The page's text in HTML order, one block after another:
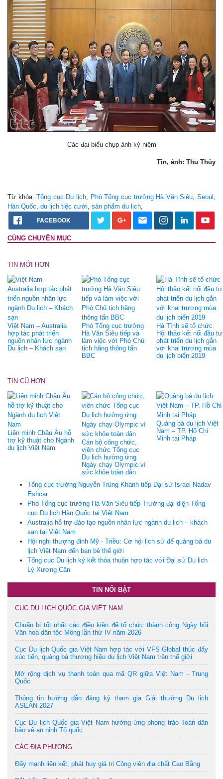
Các đại biểu chụp ảnh kỷ niệm
Tin, ảnh: Thu Thủy
Từ khóa:Tổng cục Du lịch Phó Tổng cục trưởng Hà Văn Siêu ,Seoul
Hàn Quốc du lịch tiệc cưới sản phẩm du lịch
FACEBOOK
CÙNG CHUYÊN MỤC
TIN MỚI HƠN
Việt Nam – Australia
hợp tác phát triển
nguồn nhân lực ngành
Du lịch – Khách sạn
Phó Tổng cục trưởng
Hà Văn Siêu tiếp và
làm việc với Phó Chủ
tịch hãng thông tấn
BBC
Hà Tĩnh sẽ tổ chức
Hội thảo kết nối đầu tư
phát triển du lịch gắn
với khai trương mùa
du lịch biển 2019
TIN CŨ HƠN
Liên minh Châu Âu hỗ
trợ kỹ thuật cho Ngành
du lịch Việt Nam
Cán bộ công chức,
viên chức Tổng cục
Du lịch hưởng ứng
Ngày chạy Olympic vì
sức khỏe toàn dân
Quảng bá du lịch Việt
Nam – TP. Hồ Chí
Minh tại Pháp
Tổng cục trưởng Nguyễn Trùng Khánh tiếp Đại sứ Israel Nadav
Eshcar
Phó Tổng cục trưởng Hà Văn Siêu tiếp Trưởng đại diện Tổng
cục Du lịch Hàn Quốc tại Việt Nam
Australia hỗ trợ đào tạo nguồn nhân lực ngành du lịch – khách
sạn tại Việt Nam
Hội nghị thượng đỉnh Mỹ - Triều: Cơ hội lịch sử để quảng bá du
lịch Việt Nam đến bạn bè thế giới
Tổng cục Du lịch ký kết thỏa thuận hợp tác với Đại sứ Du lịch
Lý Xương Căn
TIN NỔI BẬT
CỤC DU LỊCH QUỐC GIA VIỆT NAM
Chuẩn bị tốt nhất các điều kiện để tổ chức thành công Ngày hội
Văn hoá dân tộc Mông lần thứ IV năm 2026
Cục Du lịch Quốc gia Việt Nam hợp tác với VFS Global thúc đẩy
xúc tiến, quảng bá thương hiệu du lịch Việt Nam trên thế giới
Mở rộng dịch vụ thanh toán qua mã QR giữa Việt Nam - Trung
Quốc
Thông tin hướng dẫn đăng ký tham gia Giải thưởng Du lịch
ASEAN 2027
Cục Du lịch Quốc gia Việt Nam hưởng ứng phong trào Toàn dân
bảo vệ an ninh Tổ quốc
CÁC ĐỊA PHƯƠNG
Đẩy mạnh liên kết, phát huy giá trị Công viên địa chất Cao Bằng